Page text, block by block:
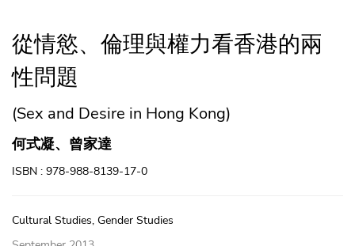
從情慾、倫理與權力看香港的兩
性問題
(Sex and Desire in Hong Kong)
何式凝、曾家達
ISBN : 978-988-8139-17-0
Cultural Studies, Gender Studies